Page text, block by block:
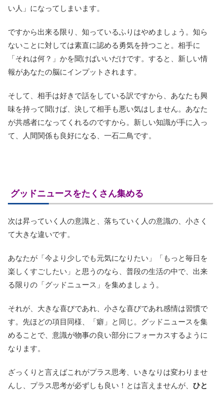
い人」になってしまいます。
ですから出来る限り、知っているふりはやめましょう。知ら
ないことに対しては素直に認める勇気を持つこと。相手に
「それは何？」かを聞けばいいだけです。すると、新しい情
報があなたの脳にインプットされます。
そして、相手は好きで話をしている訳ですから、あなたも興
味を持って聞けば、決して相手も悪い気はしません。あなた
が共感者になってくれるのですから。新しい知識が手に入っ
て、人間関係も良好になる、一石二鳥です。
グッドニュースをたくさん集める
次は昇っていく人の意識と、落ちていく人の意識の、小さく
て大きな違いです。
あなたが「今より少しでも元気になりたい」「もっと毎日を
楽しくすごしたい」と思うのなら、普段の生活の中で、出来
る限りの「グッドニュース」を集めましょう。
それが、大きな喜びであれ、小さな喜びであれ感情は習慣で
す。先ほどの項目同様、「癖」と同じ。グッドニュースを集
めることで、意識が物事の良い部分にフォーカスするように
なります。
ざっくりと言えばこれがプラス思考、いきなりは変わりませ
んし、プラス思考が必ずしも良い！とは言えませんが、 ひと